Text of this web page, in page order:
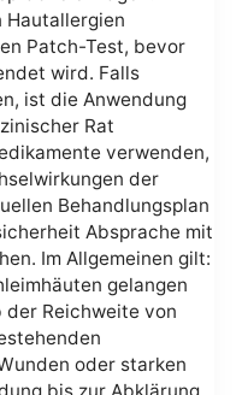
Hautallergien
Patch-Test, bevor
wird. Falls
ist die Anwendung
Rat
verwenden,
der
Behandlungsplan
Absprache mit
Im Allgemeinen gilt:
gelangen
der Reichweite von
oder starken